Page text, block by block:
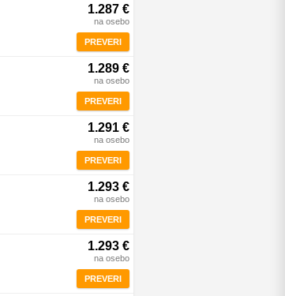
1.287 €
na osebo
PREVERI
1.289 €
na osebo
PREVERI
1.291 €
na osebo
PREVERI
1.293 €
na osebo
PREVERI
1.293 €
na osebo
PREVERI